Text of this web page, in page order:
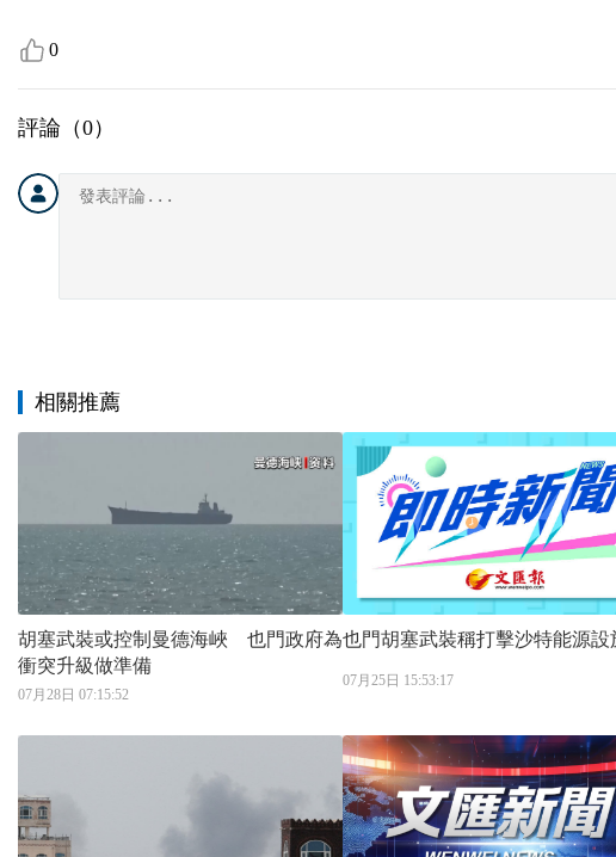
0
評論（0）
相關推薦
胡塞武裝或控制曼德海峽 也門政府為
衝突升級做準備
07月28日 07:15:52
也門胡塞武裝稱打擊沙特能源設
07月25日 15:53:17